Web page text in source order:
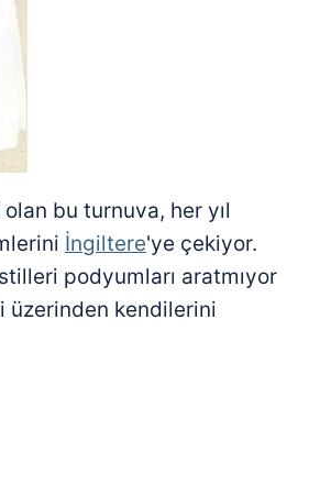
bu turnuva, her yıl
İngiltere'ye çekiyor.
podyumları aratmıyor
üzerinden kendilerini